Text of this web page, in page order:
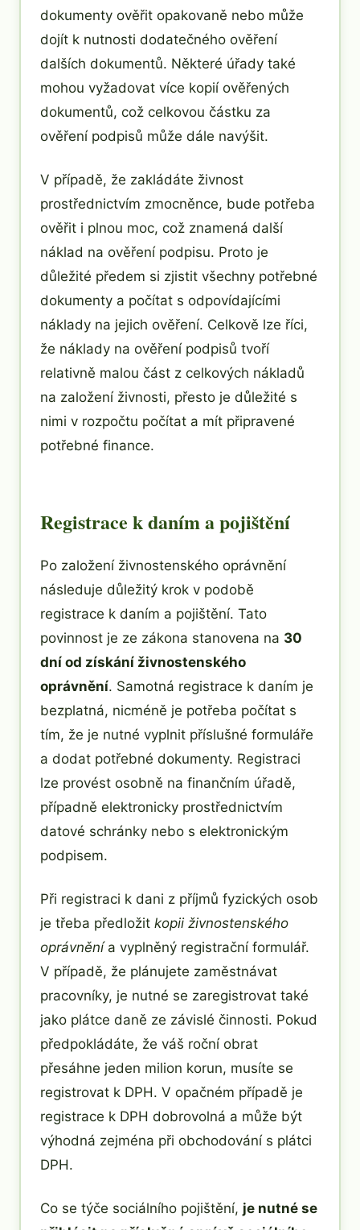
dokumenty ověřit opakovaně nebo může
dojít k nutnosti dodatečného ověření
dalších dokumentů. Některé úřady také
mohou vyžadovat více kopií ověřených
dokumentů, což celkovou částku za
ověření podpisů může dále navýšit.
V případě, že zakládáte živnost
prostřednictvím zmocněnce, bude potřeba
ověřit i plnou moc, což znamená další
náklad na ověření podpisu. Proto je
důležité předem si zjistit všechny potřebné
dokumenty a počítat s odpovídajícími
náklady na jejich ověření. Celkově lze říci,
že náklady na ověření podpisů tvoří
relativně malou část z celkových nákladů
na založení živnosti, přesto je důležité s
nimi v rozpočtu počítat a mít připravené
potřebné finance.
Registrace k daním a pojištění
Po založení živnostenského oprávnění
následuje důležitý krok v podobě
registrace k daním a pojištění. Tato
povinnost je ze zákona stanovena na 30
dní od získání živnostenského
oprávnění. Samotná registrace k daním je
bezplatná, nicméně je potřeba počítat s
tím, že je nutné vyplnit příslušné formuláře
a dodat potřebné dokumenty. Registraci
lze provést osobně na finančním úřadě,
případně elektronicky prostřednictvím
datové schránky nebo s elektronickým
podpisem.
Při registraci k dani z příjmů fyzických osob
je třeba předložit kopii živnostenského
oprávněnía vyplněný registrační formulář.
V případě, že plánujete zaměstnávat
pracovníky, je nutné se zaregistrovat také
jako plátce daně ze závislé činnosti. Pokud
předpokládáte, že váš roční obrat
přesáhne jeden milion korun, musíte se
registrovat k DPH. V opačném případě je
registrace k DPH dobrovolná a může být
výhodná zejména při obchodování s plátci
DPH.
Co se týče sociálního pojištění, je nutné se